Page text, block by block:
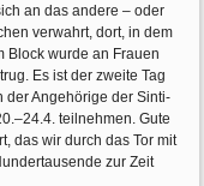
an das andere – oder
verwahrt, dort, in dem
Block wurde an Frauen
Es ist der zweite Tag
der Angehörige der Sinti-
teilnehmen. Gute
das wir durch das Tor mit
zur Zeit